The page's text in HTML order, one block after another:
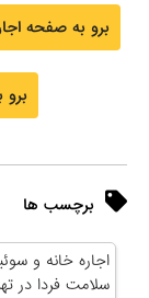
برو به صفحه
برچسب ها
اجاره خانه و
سلامت فردا در